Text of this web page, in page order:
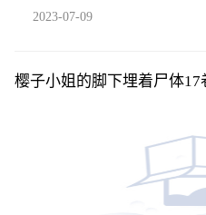
2023-07-09
樱子小姐的脚下埋着尸体